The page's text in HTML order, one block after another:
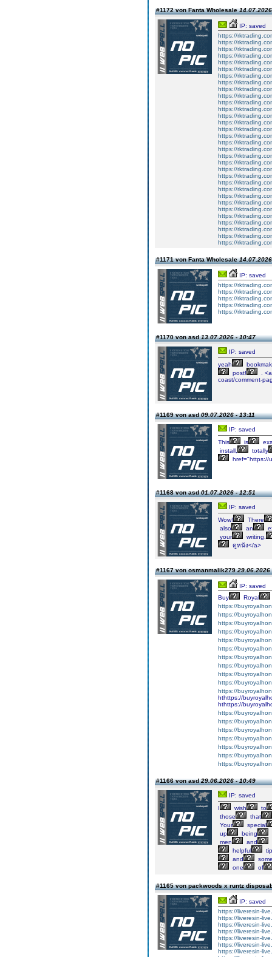
#1172 von Fanta Wholesale
IP: saved
https://
https://
https://
https://
https://
https://
https://
https://
https://
https://
https://
https://
https://
https://
https://
https://
https://
https://
https://
https://
https://
https://
https://
https://
https://
https://
https://
https://
https://
https://
https://
https://
#1171 von Fanta Wholesale
IP: saved
https://
https://
https://
https://
https://
#1170 von asd13.07.2026 - 10:47
IP: saved
yeah
post!
. <a
coast/comment-
#1169 von asd09.07.2026 - 13:11
IP: saved
This
is
install,
totally
href="https://
#1168 von asd01.07.2026 - 12:51
IP: saved
Wow!
There
also
an
your
writing.
ดูหนัง</a>
#1167 von osmanmalik27929.06.2026
IP: saved
Buy
Royal
https://
https://
https://
https://
https://
https://
https://
https://
https://
https://
https://
hthttps://
hthttps://
https://
https://
https://
https://
https://
https://
https://
#1166 von asd29.06.2026 - 10:49
IP: saved
I
wish
to
those
that
Your
special
up
being
men
and
helpful
and
one
of
#1165 von packwoods x runtz
IP: saved
https://liveresin-
https://liveresin-
https://liveresin-
https://liveresin-
https://liveresin-
https://liveresin-
https://liveresin-